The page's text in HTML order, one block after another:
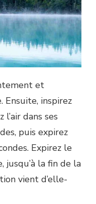
et
inspirez
dans ses
puis expirez
Expirez le
jusqu’à la fin de la
vient d’elle-